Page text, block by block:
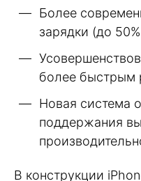
Более
зарядки (до
более быстрым
Новая система
поддержания
В конструкции